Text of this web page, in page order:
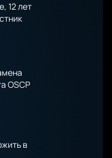
12 лет
OSCP
в